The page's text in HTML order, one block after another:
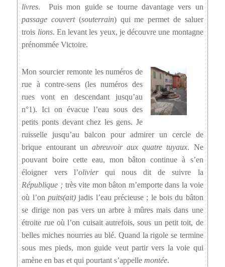
livres. Puis mon guide se tourne davantage vers un
passage couvert(souterrain) qui me permet de saluer
trois lions. En levant les yeux, je découvre une montagne
prénommée Victoire.
Mon sourcier remonte les numéros de
rue à contre-sens (les numéros des
rues vont en descendant jusqu’au
n°1). Ici on évacue l’eau sous des
petits ponts devant chez les gens. Je
ruisselle jusqu’au balcon pour admirer un cercle de
brique entourant un abreuvoir aux quatre tuyaux. Ne
pouvant boire cette eau, mon bâton continue à s’en
éloigner vers l’olivierqui nous dit de suivre la
République ; très vite mon bâton m’emporte dans la voie
où l’onpuits(ait) jadis l’eau précieuse ; le bois du bâton
se dirige non pas vers un arbre à mûres mais dans une
étroite rue où l’on cuisait autrefois, sous un petit toit, de
belles miches nourries au blé. Quand la rigole se termine
sous mes pieds, mon guide veut partir vers la voie qui
amène en bas et qui pourtant s’appellemontée.